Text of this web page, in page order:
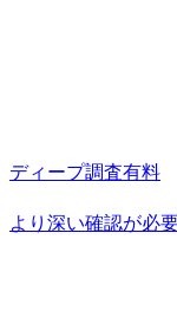
ディープ調査有料
より深い確認が必